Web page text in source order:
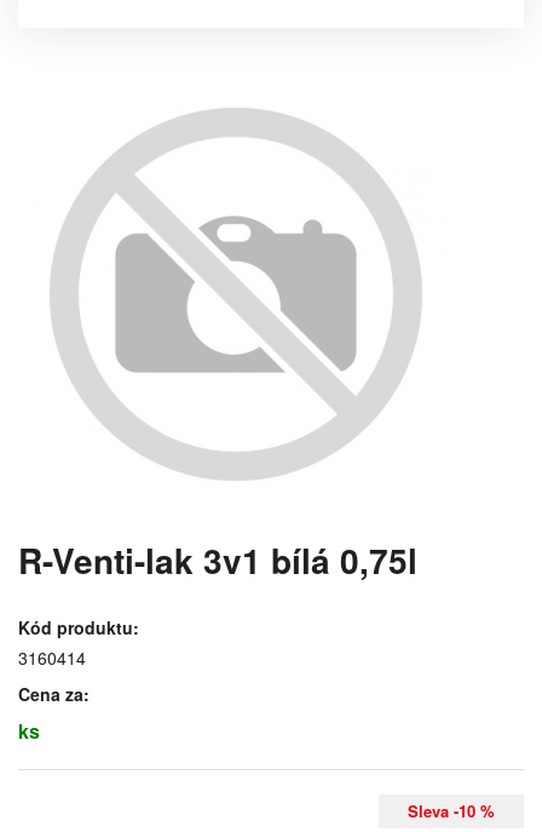
R-Venti-lak 3v1 bílá 0,75l
Kód produktu:
3160414
Cena za:
ks
Sleva -10 %